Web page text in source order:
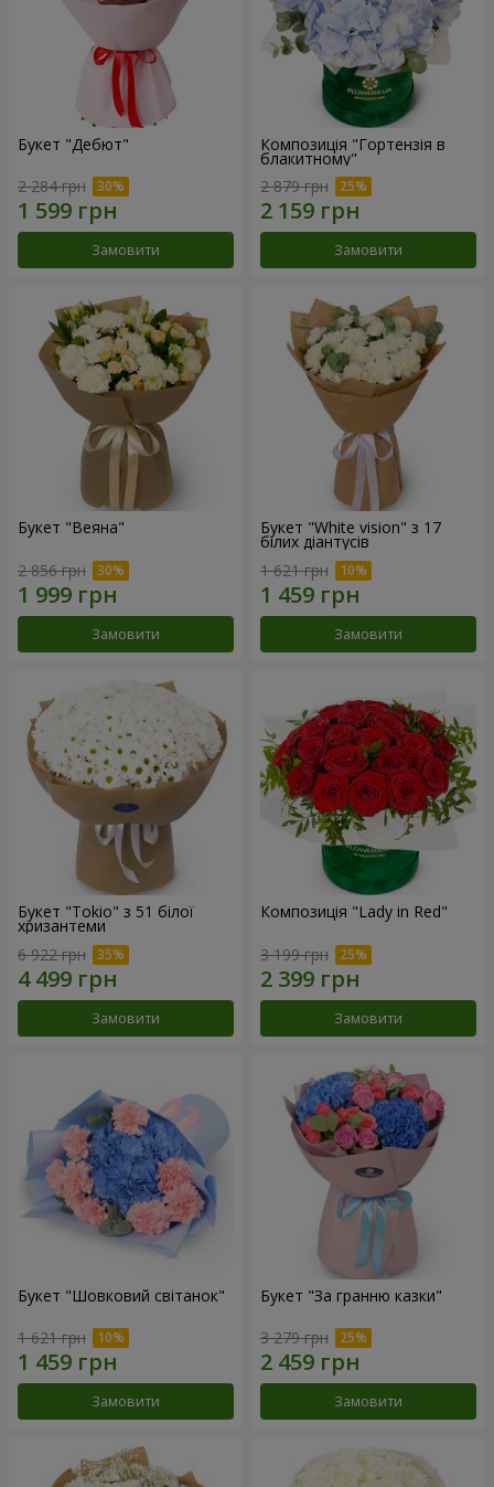
Букет "Дебют"
2 284 грн
Замовити
Композиція "Гортензія в
блакитному"
2 879 грн
Замовити
Букет "Веяна"
2 856 грн
Замовити
Букет "White vision" з 17
білих діантусів
1 621 грн
Замовити
Букет "Tokio" з 51 білої
хризантеми
6 922 грн
Замовити
Композиція "Lady in Red"
3 199 грн
Замовити
Букет "Шовковий світанок"
1 621 грн
Замовити
Букет "За гранню казки"
3 279 грн
Замовити